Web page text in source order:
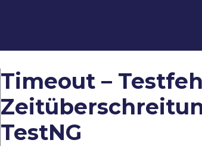
Timeout –
TestNG